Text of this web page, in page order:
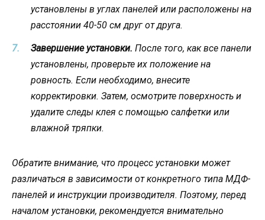
установлены в углах панелей или расположены на
расстоянии 40-50 см друг от друга.
Завершение установки. После того, как все панели
установлены, проверьте их положение на
ровность. Если необходимо, внесите
корректировки. Затем, осмотрите поверхность и
удалите следы клея с помощью салфетки или
влажной тряпки.
Обратите внимание, что процесс установки может
различаться в зависимости от конкретного типа МДФ-
панелей и инструкции производителя. Поэтому, перед
началом установки, рекомендуется внимательно